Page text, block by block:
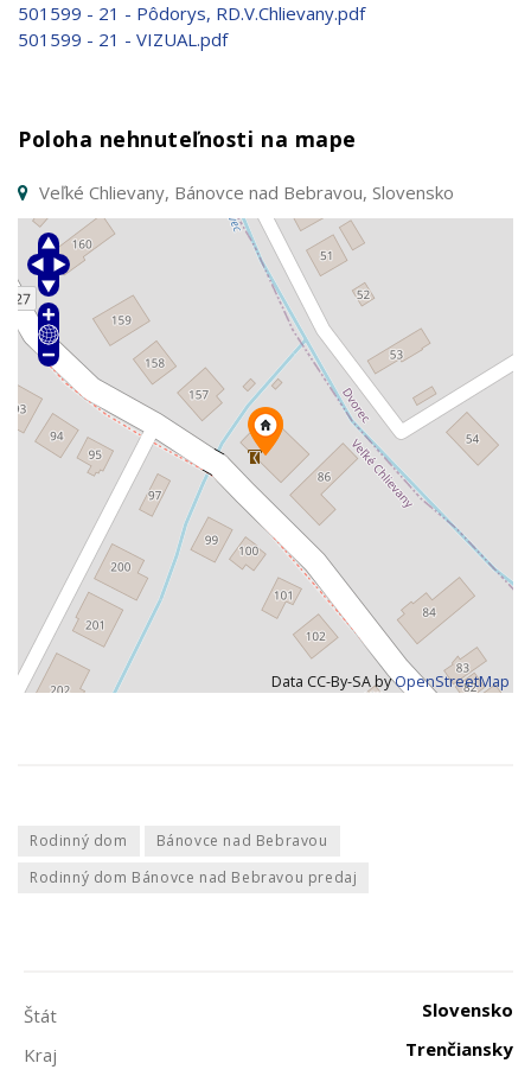
501599 - 21 - Pôdorys, RD.V.Chlievany.pdf
501599 - 21 - VIZUAL.pdf
Poloha nehnuteľnosti na mape
Veľké Chlievany, Bánovce nad Bebravou, Slovensko
Data CC-By-SA byOpenStreetMap
Rodinný dom
Bánovce nad Bebravou
Rodinný dom Bánovce nad Bebravou predaj
Štát
Slovensko
Kraj
Trenčiansky